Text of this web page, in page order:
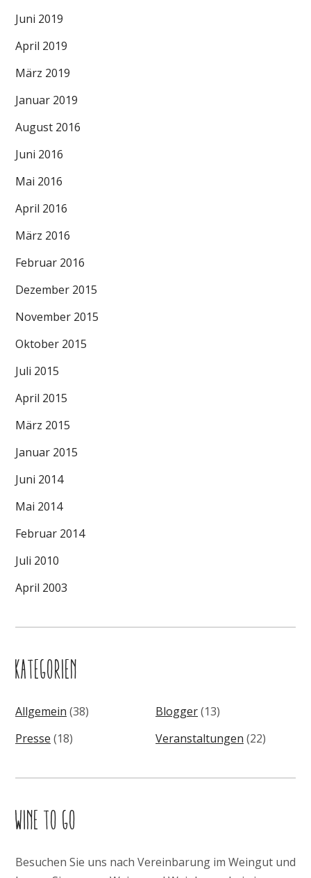
Juni 2019
April 2019
März 2019
Januar 2019
August 2016
Juni 2016
Mai 2016
April 2016
März 2016
Februar 2016
Dezember 2015
November 2015
Oktober 2015
Juli 2015
April 2015
März 2015
Januar 2015
Juni 2014
Mai 2014
Februar 2014
Juli 2010
April 2003
KATEGORIEN
Allgemein (38) Blogger(13)
Presse (18) Veranstaltungen (22)
WINE TO GO
Besuchen Sie uns nach Vereinbarung im Weingut und